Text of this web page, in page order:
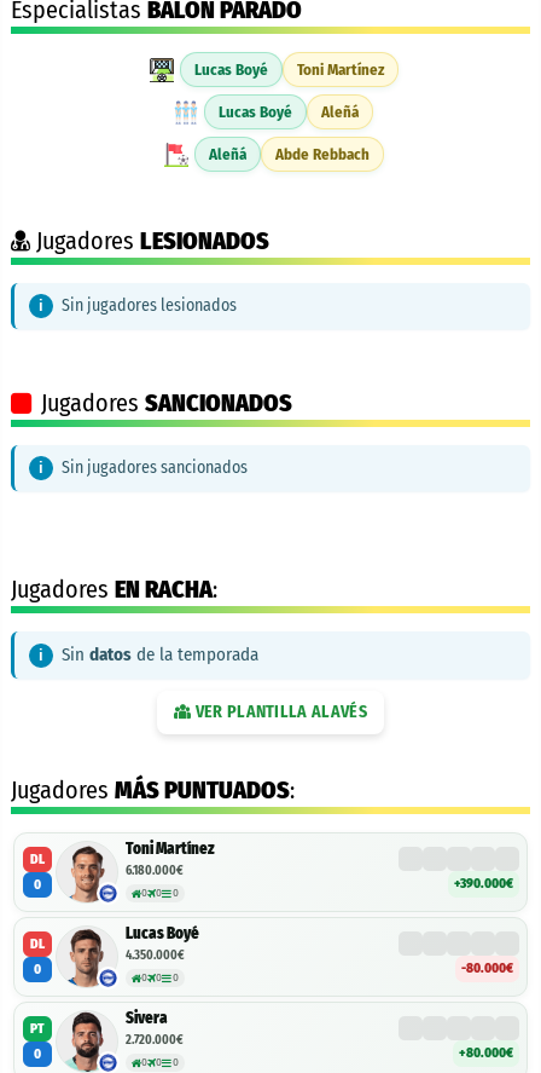
Especialistas BALÓN PARADO
Lucas Boyé Toni Martínez
Lucas Boyé Aleñá
Aleñá Abde Rebbach
Jugadores LESIONADOS
Sin jugadores lesionados
Jugadores SANCIONADOS
Sin jugadores sancionados
Jugadores EN RACHA:
Sin datos de la temporada
VER PLANTILLA ALAVÉS
Jugadores MÁS PUNTUADOS:
DL
0
Toni Martínez
6.180.000€
0 0 0
+390.000€
DL
0
Lucas Boyé
4.350.000€
0 0 0
-80.000€
PT
0
Sivera
2.720.000€
0 0 0
+80.000€